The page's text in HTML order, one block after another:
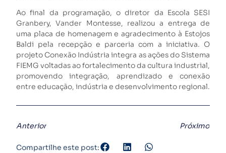
Ao final da programação, o diretor da Escola SESI
Granbery, Vander Montesse, realizou a entrega de
uma placa de homenagem e agradecimento à Estojos
Baldi pela recepção e parceria com a iniciativa. O
projeto Conexão Indústria integra as ações do Sistema
FIEMG voltadas ao fortalecimento da cultura industrial,
promovendo integração, aprendizado e conexão
entre educação, indústria e desenvolvimento regional.
Anterior Próximo
Compartilhe este post: